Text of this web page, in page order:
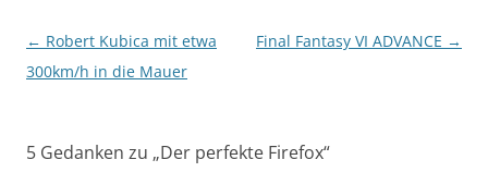
Beitragsnavigation
← Robert Kubica mit etwa
300km/h in die Mauer
Final Fantasy VI ADVANCE →
5 Gedanken zu „Der perfekte Firefox“